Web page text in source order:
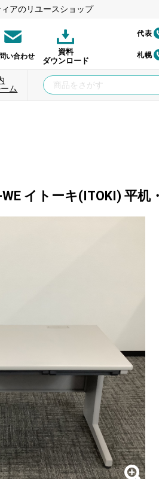
アのリユースショップ
い合わせ
資料
ダウンロード
代表
札幌
ム
WE イトーキ(ITOKI) 平